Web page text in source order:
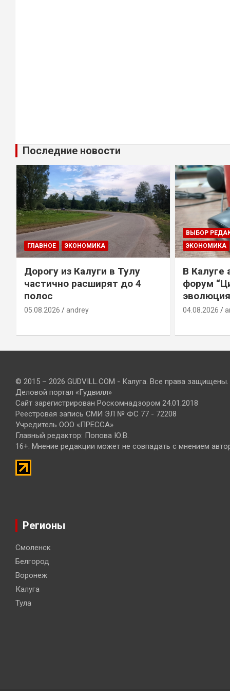
Последние новости
ГЛАВНОЕ ЭКОНОМИКА
Дорогу из Калуги в Тулу
частично расширят до 4
полос
05.08.2026 andrey
ВЫБОР
ЭКОНОМИКА
В Калуге
форум
04.08.2026
© 2015 – 2026 GUDVILL.COM - Калуга. Все права защищены.
Деловой портал «Гудвилл»
Сайт зарегистрирован Роскомнадзором 24.01.2018
Реестровая запись СМИ ЭЛ № ФС 77 - 72208
Учредитель ООО «ПРЕССА»
Главный редактор: Попова Ю.В.
16+. Мнение редакции может не совпадать с мнением
Регионы
Смоленск
Белгород
Воронеж
Калуга
Тула